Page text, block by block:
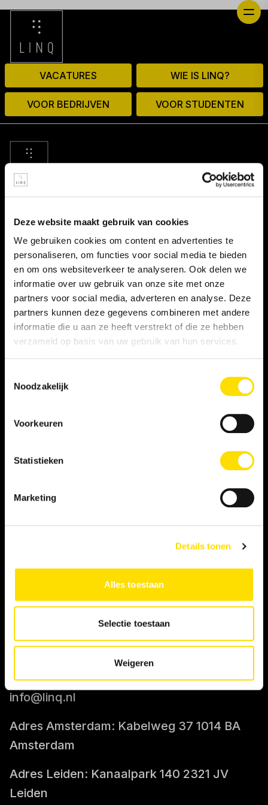
Deze website maakt gebruik van cookies
We gebruiken cookies om content en advertenties te
personaliseren, om functies voor social media te bieden
en om ons websiteverkeer te analyseren. Ook delen we
informatie over uw gebruik van onze site met onze
partners voor social media, adverteren en analyse. Deze
partners kunnen deze gegevens combineren met andere
informatie die u aan ze heeft verstrekt of die ze hebben
verzameld op basis van uw gebruik van hun services.
Noodzakelijk
Voorkeuren
Statistieken
Marketing
Details tonen
Alles toestaan
Selectie toestaan
Weigeren
VACATURES WIE IS LINQ?
VOOR BEDRIJVEN VOOR STUDENTEN
LINKS
Algemene voorwaarden NBBU
Privacy statement
Persooneelsgids uitzendkrachten
Klacht indienen
WERKNEMER
Vacatures
Tarief berekenen
CONTACT
info@linq.nl
Adres Amsterdam: Kabelweg 37 1014 BA
Amsterdam
Adres Leiden: Kanaalpark 140 2321 JV
Leiden